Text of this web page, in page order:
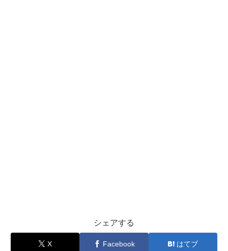
シェアする
X Facebook はてブ